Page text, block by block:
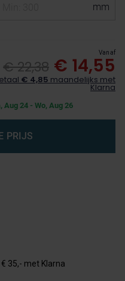
Vanaf
€ 22,38 € 14,55
€ 4,85 maandelijks met
Klarna
Aug 24 - Wo, Aug 26
PRIJS
35,- met Klarna